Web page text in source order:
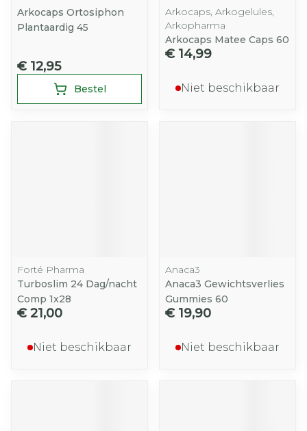
Arkocaps Ortosiphon
Plantaardig 45
€ 12,95
Bestel
Arkocaps, Arkogelules,
Arkopharma
Arkocaps Matee Caps 60
€ 14,99
Niet beschikbaar
Forté Pharma
Turboslim 24 Dag/nacht
Comp 1x28
€ 21,00
Niet beschikbaar
Anaca3
Anaca3 Gewichtsverlies
Gummies 60
€ 19,90
Niet beschikbaar